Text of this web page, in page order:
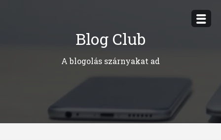
Blog Club
A blogolás szárnyakat ad